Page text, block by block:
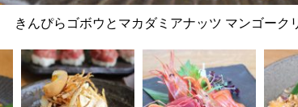
きんぴらゴボウとマカダミアナッツ マンゴーク